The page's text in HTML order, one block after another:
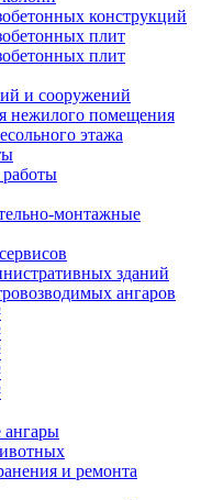
конструкций
плит
плит
и сооружений
нежилого помещения
этажа
монтажные
зданий
ангаров
и ремонта